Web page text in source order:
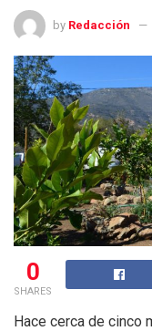
by Redacción
0
SHARES
Hace cerca de cinco